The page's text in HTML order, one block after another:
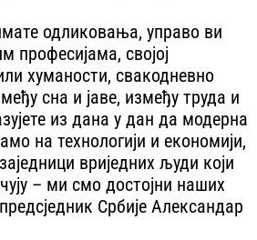
одликовања, управо ви
професијама, својој
хуманости, свакодневно
сна и јаве, између труда и
из дана у дан да модерна
на технологији и економији,
вриједних људи који
– ми смо достојни наших
Србије Александар